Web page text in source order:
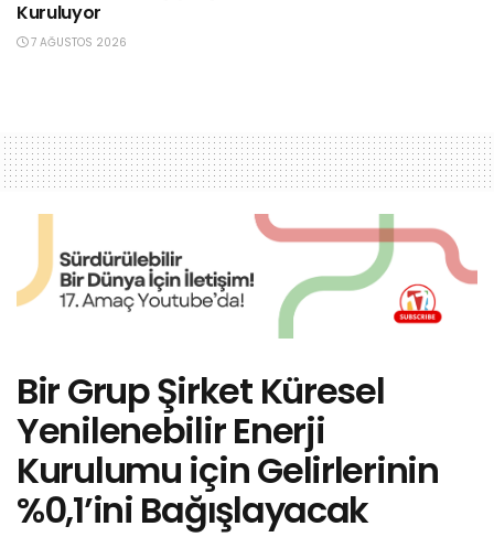
Kuruluyor
7 AĞUSTOS 2026
Bir Grup Şirket Küresel
Yenilenebilir Enerji
Kurulumu için Gelirlerinin
%0,1’ini Bağışlayacak